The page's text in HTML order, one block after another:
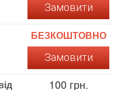
Замовити
БЕЗКОШТОВНО
Замовити
100 грн.